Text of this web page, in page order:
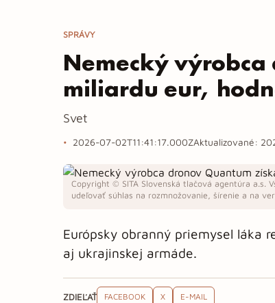
SPRÁVY
Nemecký
miliardu eur,
Svet
2026-07-02T11:41:17.000ZAktualizované:
Copyright © SITA Slovenská tlačová agentúra a.s.
udeľovať súhlas na rozmnožovanie, šírenie a na
Európsky obranný priemysel láka
aj ukrajinskej armáde.
ZDIEĽAŤ FACEBOOK X E-MAIL